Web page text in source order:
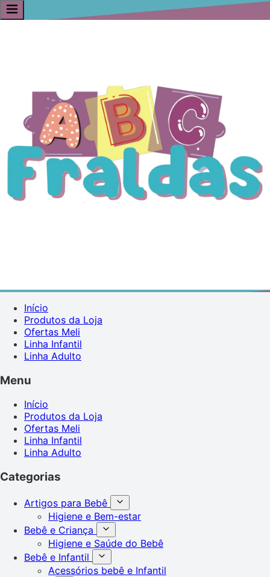
Início
Produtos da Loja
Ofertas Meli
Linha Infantil
Linha Adulto
Menu
Início
Produtos da Loja
Ofertas Meli
Linha Infantil
Linha Adulto
Categorias
Artigos para Bebê
Higiene e Bem-estar
Bebê e Criança
Higiene e Saúde do Bebê
Bebê e Infantil
Acessórios bebê e Infantil